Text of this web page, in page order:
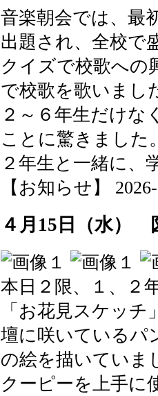
音楽朝会では、最
出題され、全校で
クイズで校歌への
で校歌を歌いまし
２～６年生だけな
ことに驚きました
２年生と一緒に、
【お知らせ】
４月15日（水）
本日２限、１、２
「お花見スケッ
壇に咲いているパ
の絵を描いていま
クーピーを上手に